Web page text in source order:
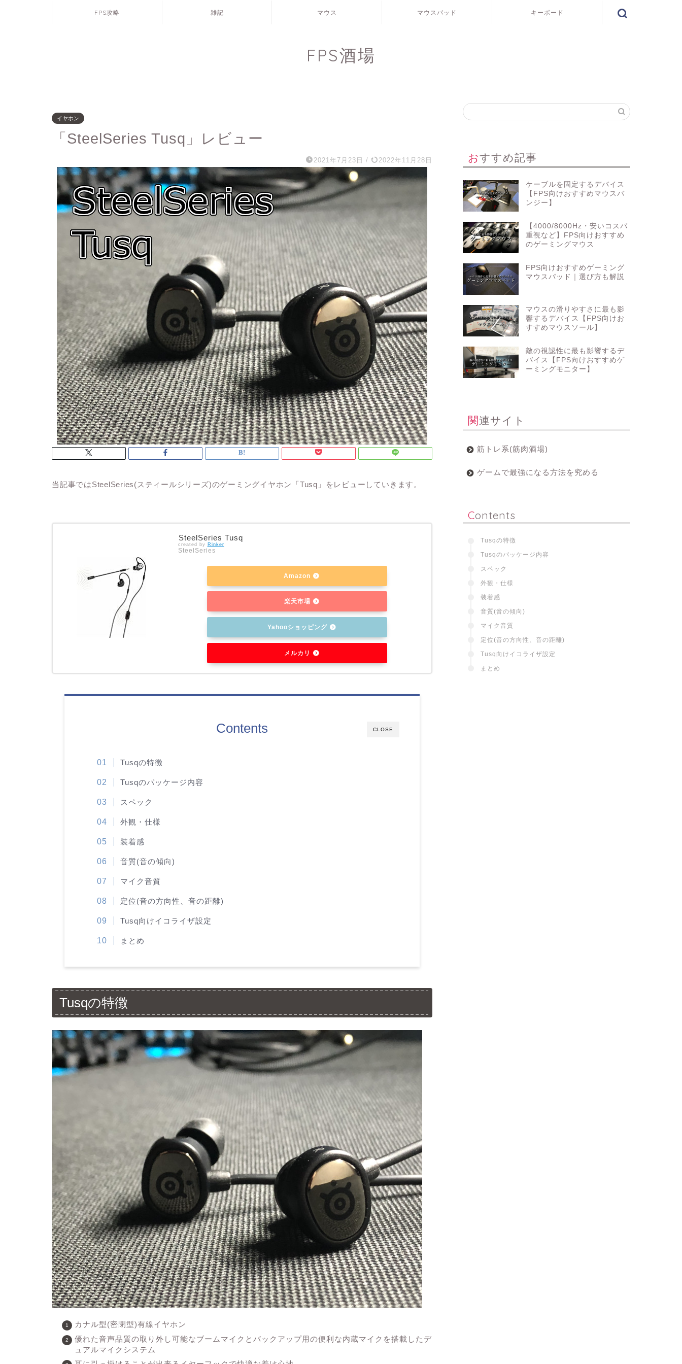
FPS攻略 雑記 マウス マウスパッド キーボード
FPS酒場
イヤホン
「SteelSeries Tusq」レビュー
2021年7月23日 / 2022年11月28日
当記事ではSteelSeries(スティールシリーズ)のゲーミングイヤホン「Tusq」をレビューしていきます。
SteelSeries Tusq
created by Rinker
SteelSeries
Amazon
楽天市場
Yahooショッピング
メルカリ
CLOSE
Contents
Tusqの特徴
Tusqのパッケージ内容
スペック
外観・仕様
装着感
音質(音の傾向)
マイク音質
定位(音の方向性、音の距離)
Tusq向けイコライザ設定
まとめ
Tusqの特徴
カナル型(密閉型)有線イヤホン
優れた音声品質の取り外し可能なブームマイクとバックアップ用の便利な内蔵マイクを搭載したデ
ュアルマイクシステム
おすすめ記事
ケーブルを固定するデバイス
【FPS向けおすすめマウスバ
ンジー】
【4000/8000Hz・安いコスパ
重視など】FPS向けおすすめ
のゲーミングマウス
FPS向けおすすめゲーミング
マウスパッド｜選び方も解説
マウスの滑りやすさに最も影
響するデバイス【FPS向けお
すすめマウスソール】
敵の視認性に最も影響するデ
バイス【FPS向けおすすめゲ
ーミングモニター】
関連サイト
筋トレ系(筋肉酒場)
ゲームで最強になる方法を究める
Contents
Tusqの特徴
Tusqのパッケージ内容
スペック
外観・仕様
装着感
音質(音の傾向)
マイク音質
定位(音の方向性、音の距離)
Tusq向けイコライザ設定
まとめ